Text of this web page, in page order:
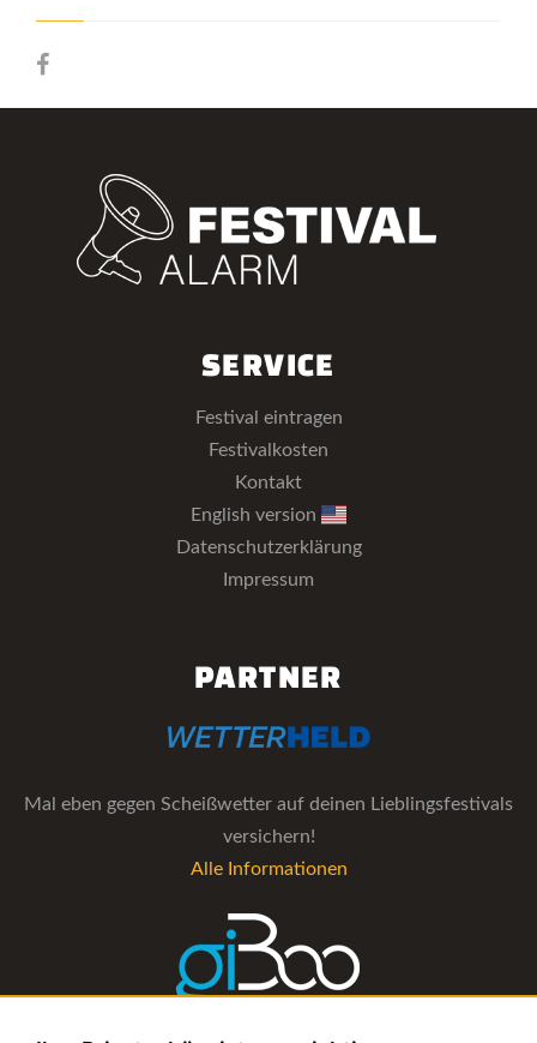
SERVICE
Festival eintragen
Festivalkosten
Kontakt
English version
Datenschutzerklärung
Impressum
PARTNER
Mal eben gegen Scheißwetter auf deinen Lieblingsfestivals
versichern!
Alle Informationen